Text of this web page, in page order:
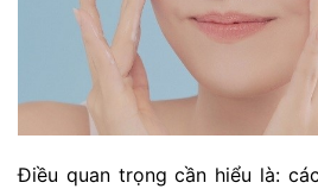
Điều quan trọng cần hiểu là: